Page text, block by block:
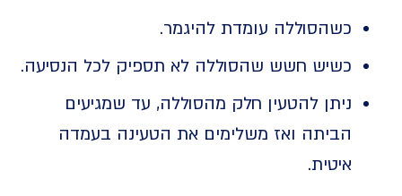
כשהסוללה עומדת להיגמר.
כשיש חשש שהסוללה לא תספיק לכל הנסיעה.
ניתן להטעין חלק מהסוללה, עד שמגיעים
הביתה ואז משלימים את הטעינה בעמדה
איטית.